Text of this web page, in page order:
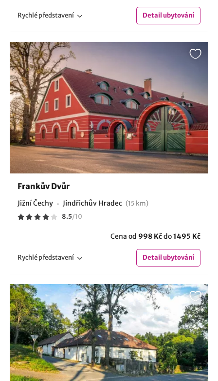
Rychlépředstavení Detailubytování
Frankův Dvůr
Jižní Čechy Jindřichův Hradec (15 km)
8.5/10
Cena od 998 Kčdo1495 Kč
Rychlépředstavení Detailubytování